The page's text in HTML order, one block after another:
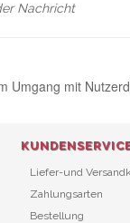
Nachricht
Umgang mit
Liefer-und
Zahlungsarten
Bestellung